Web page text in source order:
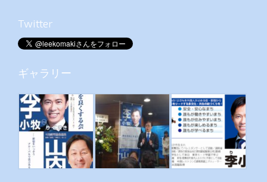
Twitter
ギャラリー